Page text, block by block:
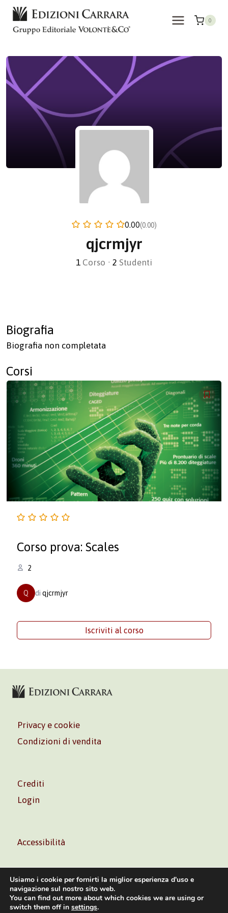
Salta
contenuto
0
0.00(0.00)
qjcrmjyr
1 Corso • 2 Studenti
Biografia
Biografia non completata
Corsi
Corso prova: Scales
2
Q di qjcrmjyr
Iscriviti al corso
Privacy e cookie
Condizioni di vendita
Crediti
Login
Accessibilità
Volontè & Co. Srl – P.I. 06181480960 –info@volonte-
Usiamo i cookie per fornirti la miglior esperienza d'uso e
navigazione sul nostro sito web.
You can find out more about which cookies we are using or
switch them off in settings.